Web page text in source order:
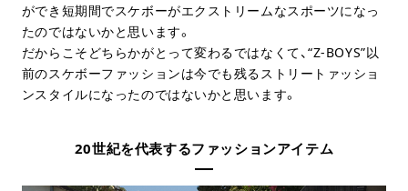
ができ短期間でスケボーがエクストリームなスポーツになっ
たのではないかと思います。
だからこそどちらかがとって変わるではなくて、“Z-BOYS”以
前のスケボーファッションは今でも残るストリートァッショ
ンスタイルになったのではないかと思います。
20世紀を代表するファッションアイテム